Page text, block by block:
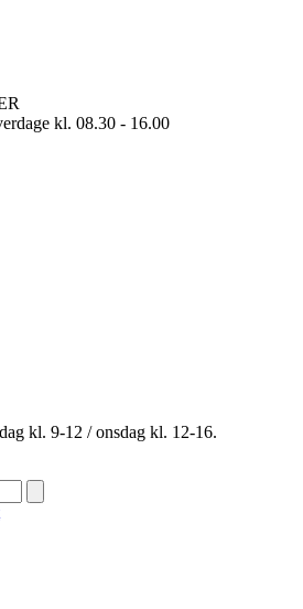
kl. 08.30 - 16.00
kl. 9-12 / onsdag kl. 12-16.